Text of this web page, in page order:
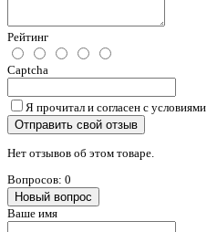
Рейтинг
Captcha
Я прочитал и согласен с условиями
Отправить свой отзыв
Нет отзывов об этом товаре.
Вопросов: 0
Новый вопрос
Ваше имя